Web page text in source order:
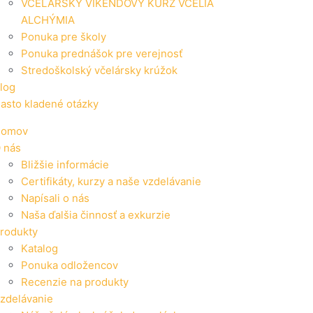
VČELÁRSKY VÍKENDOVÝ KURZ VČELIA
ALCHÝMIA
Ponuka pre školy
Ponuka prednášok pre verejnosť
Stredoškolský včelársky krúžok
kladené otázky
nás
Bližšie informácie
Certifikáty, kurzy a naše vzdelávanie
Napísali o nás
Naša ďalšia činnosť a exkurzie
Katalog
Ponuka odložencov
Recenzie na produkty